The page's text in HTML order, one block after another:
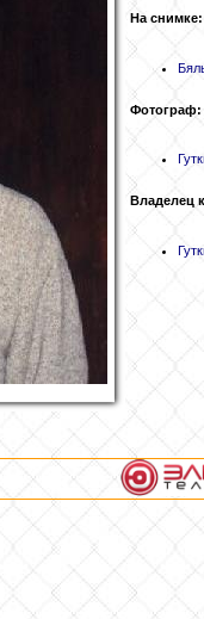
На снимке:
Фотограф:
Владелец